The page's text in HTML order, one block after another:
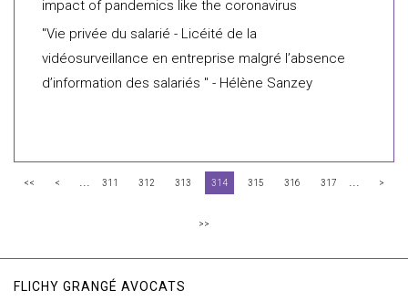
impact of pandemics like the coronavirus
"Vie privée du salarié - Licéité de la
vidéosurveillance en entreprise malgré l’absence
d’information des salariés " - Hélène Sanzey
<< < ... 311 312 313 314 315 316 317 ... >
>>
FLICHY GRANGÉ AVOCATS